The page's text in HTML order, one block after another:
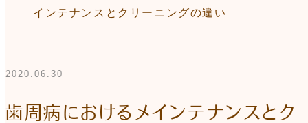
インテナンスとクリーニングの違い
2020.06.30
歯周病におけるメインテナンスとク